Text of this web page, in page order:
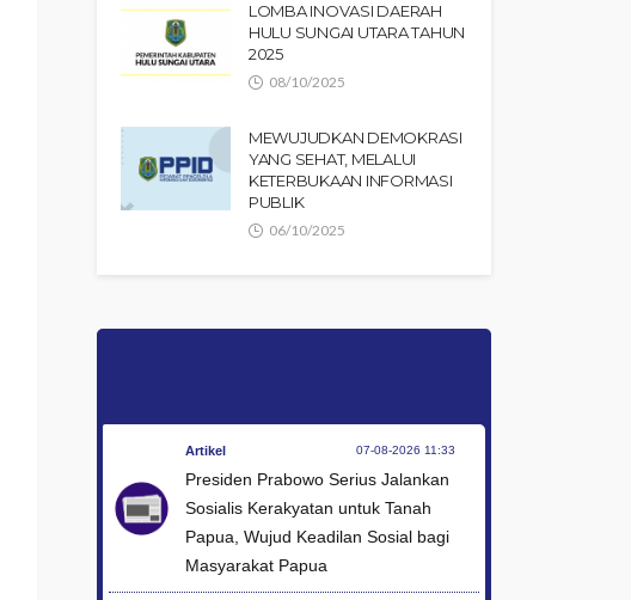
LOMBA INOVASI DAERAH
HULU SUNGAI UTARA TAHUN
2025
08/10/2025
MEWUJUDKAN DEMOKRASI
YANG SEHAT, MELALUI
KETERBUKAAN INFORMASI
PUBLIK
06/10/2025
Artikel 07-08-2026 11:33
Presiden Prabowo Serius Jalankan
Sosialis Kerakyatan untuk Tanah
Papua, Wujud Keadilan Sosial bagi
Masyarakat Papua